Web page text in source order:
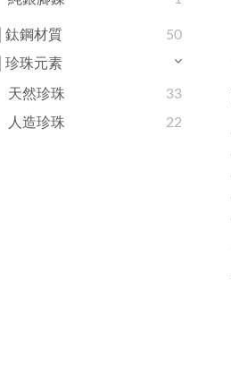
│鈦鋼材質
50
│珍珠元素
天然珍珠
33
人造珍珠
22